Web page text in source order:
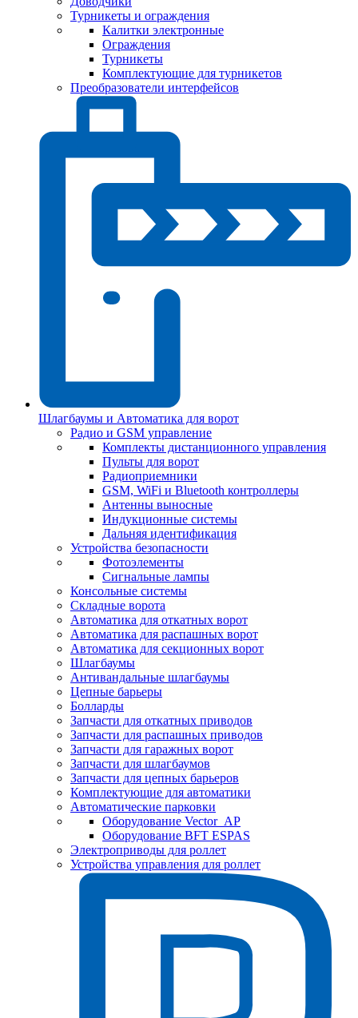
Турникеты и ограждения
Калитки электронные
Ограждения
Турникеты
Комплектующие для турникетов
Преобразователи интерфейсов
Шлагбаумы и Автоматика для ворот
Радио и GSM управление
Комплекты дистанционного управления
Пульты для ворот
Радиоприемники
GSM, WiFi и Bluetooth контроллеры
Антенны выносные
Индукционные системы
Дальняя идентификация
Устройства безопасности
Фотоэлементы
Сигнальные лампы
Консольные системы
Складные ворота
Автоматика для откатных ворот
Автоматика для распашных ворот
Автоматика для секционных ворот
Шлагбаумы
Антивандальные шлагбаумы
Цепные барьеры
Болларды
Запчасти для откатных приводов
Запчасти для распашных приводов
Запчасти для гаражных ворот
Запчасти для шлагбаумов
Запчасти для цепных барьеров
Комплектующие для автоматики
Автоматические парковки
Оборудование Vector_AP
Оборудование BFT ESPAS
Электроприводы для роллет
Устройства управления для роллет